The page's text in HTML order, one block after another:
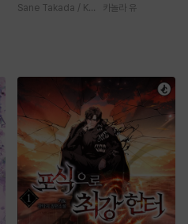
료 마법에 걸린 척
Sane Takada / Koki Fuyutsuki
을 뻔한 늑대가 운
카놀라 유